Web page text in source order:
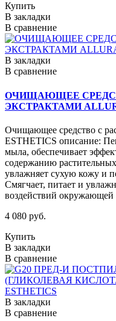
Купить
В закладки
В сравнение
В закладки
В сравнение
ОЧИЩАЮЩЕЕ
ЭКСТРАКТАМИ
Очищающее средство с
ESTHETICS описание:
мыла, обеспечивает
содержанию
увлажняет сухую кожу и
Смягчает, питает и
воздействий окружающей
4 080 руб.
Купить
В закладки
В сравнение
В закладки
В сравнение